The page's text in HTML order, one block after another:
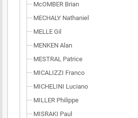
McOMBER Brian
MECHALY Nathaniel
MELLE Gil
MENKEN Alan
MESTRAL Patrice
MICALIZZI Franco
MICHELINI Luciano
MILLER Philippe
MISRAKI Paul